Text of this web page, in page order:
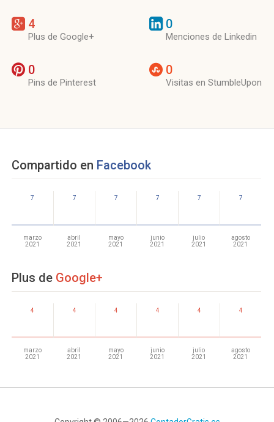
4
Plus de Google+
0
Menciones de Linkedin
0
Pins de Pinterest
0
Visitas en StumbleUpon
Compartido en Facebook
7
marzo
2021
7
abril
2021
7
mayo
2021
7
junio
2021
7
julio
2021
7
agosto
2021
Plus de Google+
4
marzo
2021
4
abril
2021
4
mayo
2021
4
junio
2021
4
julio
2021
4
agosto
2021